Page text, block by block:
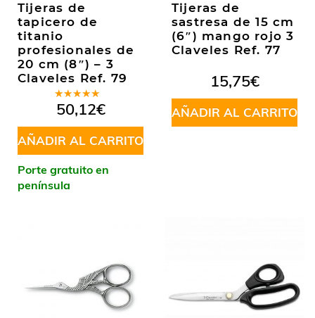
Tijeras de
tapicero de
titanio
profesionales de
20 cm (8″) – 3
Claveles Ref. 79
Valorado
en5.00de
5
50,12€
AÑADIR AL CARRITO
Porte gratuito en
península
Tijeras de
sastresa de 15 cm
(6″) mango rojo 3
Claveles Ref. 77
15,75€
AÑADIR AL CARRITO